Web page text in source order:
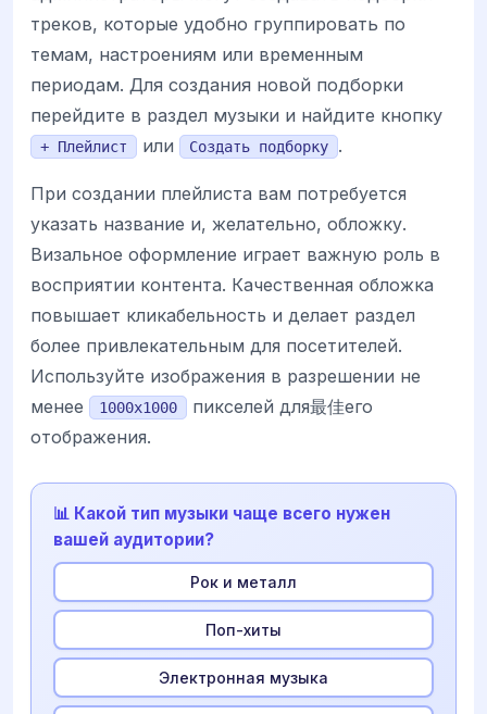
треков, которые удобно группировать по
темам, настроениям или временным
периодам. Для создания новой подборки
перейдите в раздел музыки и найдите кнопку
+ Плейлист или Создать подборку .
При создании плейлиста вам потребуется
указать название и, желательно, обложку.
Визальное оформление играет важную роль в
восприятии контента. Качественная обложка
повышает кликабельность и делает раздел
более привлекательным для посетителей.
Используйте изображения в разрешении не
менее
1000x1000
пикселей для最佳его
отображения.
📊 Какой тип музыки чаще всего нужен
вашей аудитории?
Рок и металл
Поп-хиты
Электронная музыка